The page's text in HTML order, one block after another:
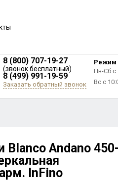
8 (800) 707-19-27
(звонок бесплатный)
8 (499) 991-19-59
Заказать обратный звонок
Режим
Пн-Сб с
Вс с
Blanco Andano 450-
InFino